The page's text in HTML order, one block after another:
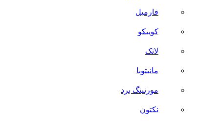
فارمیل
کوییکو
لاتک
مانیتوبا
مورنینگ برد
نکتون